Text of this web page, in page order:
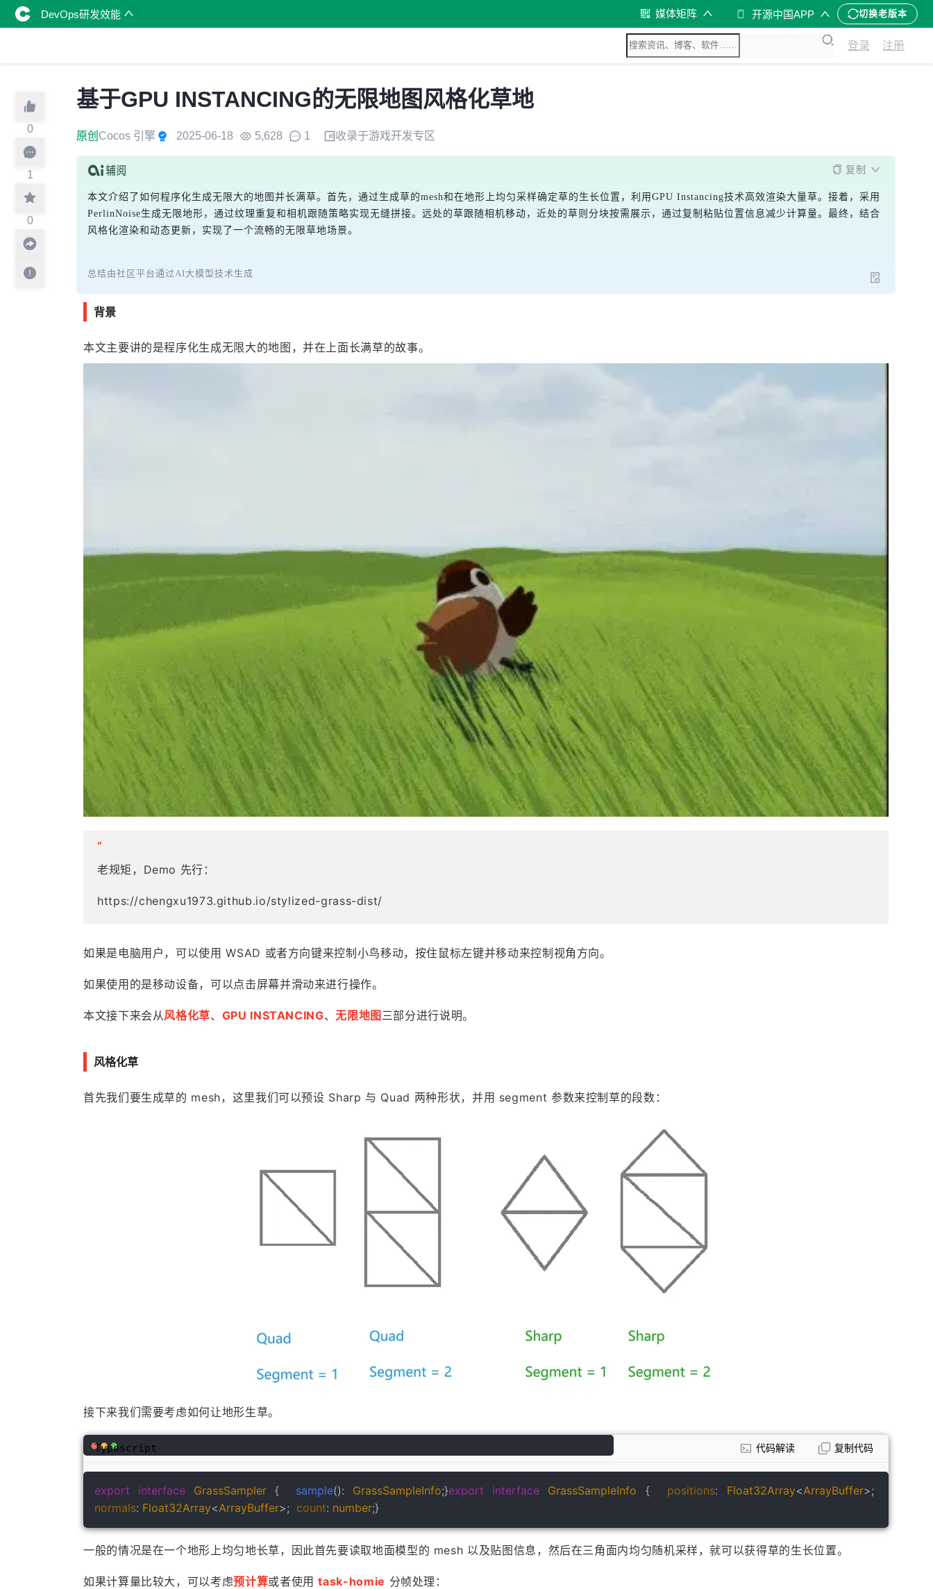
DevOps研发效能 媒体矩阵 开源中国APP 切换老版本
登录 注册
0
1
0
基于GPU INSTANCING的无限地图风格化草地
原创 Cocos 引擎 2025-06-18 5,628 1 收录于游戏开发专区
复制
本文介绍了如何程序化生成无限大的地图并长满草。首先，通过生成草的mesh和在地形上均匀采样确定草的生长位置，利用GPU Instancing技术高效渲染大量草。接着，采用
PerlinNoise生成无限地形，通过纹理重复和相机跟随策略实现无缝拼接。远处的草跟随相机移动，近处的草则分块按需展示，通过复制粘贴位置信息减少计算量。最终，结合
风格化渲染和动态更新，实现了一个流畅的无限草地场景。
总结由社区平台通过AI大模型技术生成
背景
本文主要讲的是程序化生成无限大的地图，并在上面长满草的故事。
“
老规矩，Demo 先行：
https://chengxu1973.github.io/stylized-grass-dist/
如果是电脑用户，可以使用 WSAD 或者方向键来控制小鸟移动，按住鼠标左键并移动来控制视角方向。
如果使用的是移动设备，可以点击屏幕并滑动来进行操作。
本文接下来会从风格化草、 GPU INSTANCING、无限地图 三部分进行说明。
风格化草
首先我们要生成草的 mesh，这里我们可以预设 Sharp 与 Quad 两种形状，并用 segment 参数来控制草的段数：
接下来我们需要考虑如何让地形生草。
export interface GrassSampler { sample(): GrassSampleInfo;}export interface GrassSampleInfo { positions: Float32Array<ArrayBuffer
normals: Float32Array<ArrayBuffer>; count: number;}
Typescript 代码解读 复制代码
一般的情况是在一个地形上均匀地长草，因此首先要读取地面模型的 mesh 以及贴图信息，然后在三角面内均匀随机采样，就可以获得草的生长位置。
如果计算量比较大，可以考虑预计算或者使用 task-homie 分帧处理：